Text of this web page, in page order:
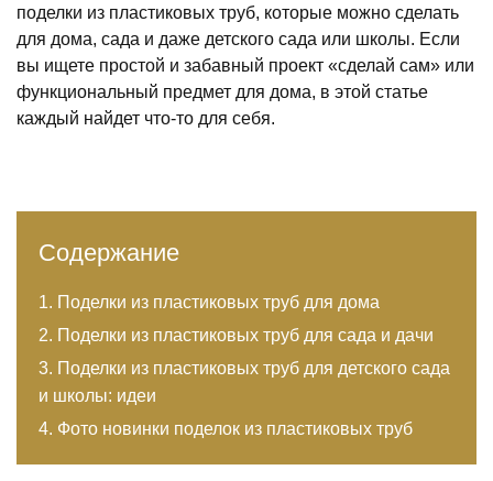
поделки из пластиковых труб, которые можно сделать
для дома, сада и даже детского сада или школы. Если
вы ищете простой и забавный проект «сделай сам» или
функциональный предмет для дома, в этой статье
каждый найдет что-то для себя.
Содержание
Поделки из пластиковых труб для дома
Поделки из пластиковых труб для сада и дачи
Поделки из пластиковых труб для детского сада
и школы: идеи
Фото новинки поделок из пластиковых труб